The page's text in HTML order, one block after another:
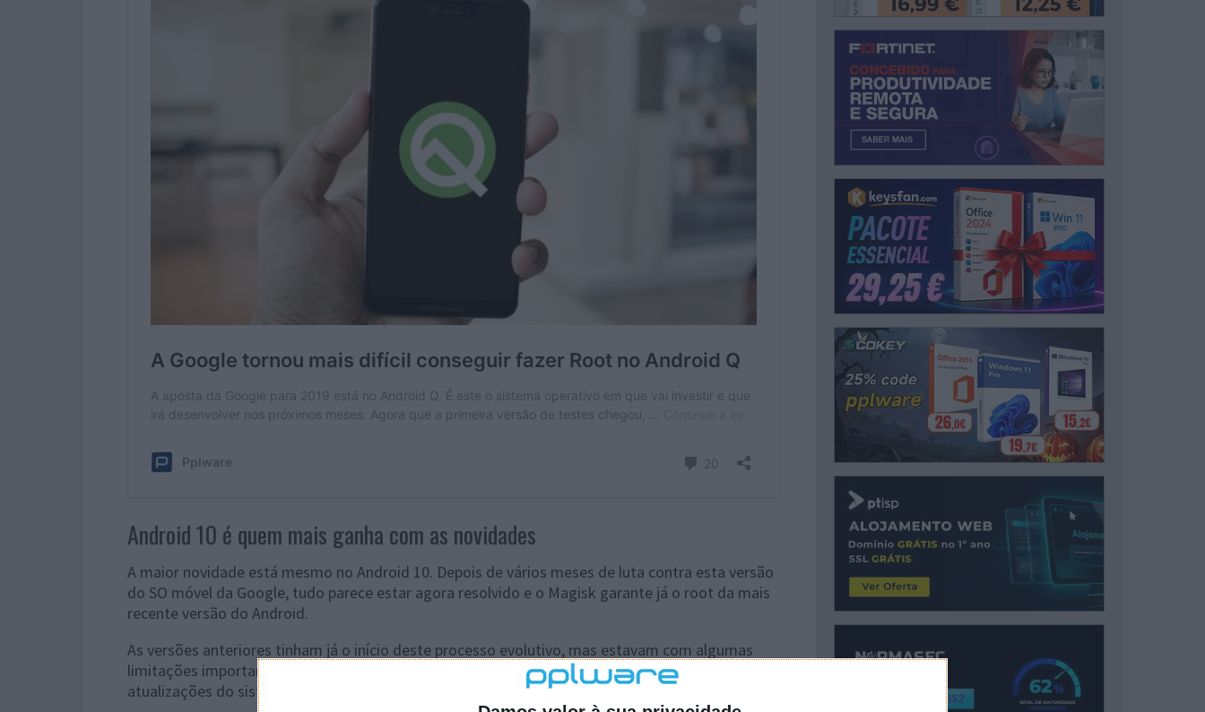
Android 10 é quem mais ganha com as novidades
A maior novidade está mesmo no Android 10. Depois de vários meses de luta contra esta versão
do SO móvel da Google, tudo parece estar agora resolvido e o Magisk garante já o root da mais
recente versão do Android.
As versões anteriores tinham já o início deste processo evolutivo, mas estavam com algumas
limitações importantes. Apenas permitiam root em smartphones com capacidade para
atualizações do sistema em partições A/B.